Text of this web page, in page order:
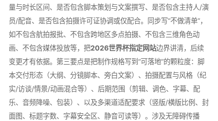
量与时长区间、是否包含脚本策划与文案撰写、是否包含主持人/演
员/配音、是否包含拍摄许可证协调或仅配合。同步写“不做清单”，
如不包含航拍报批、不包含跨地区多点拍摄、不包含三维角色动
画、不包含媒体投放等，把2026世界杯指定网站边界讲清，后续
变更才有依据。第三要点是把制作规格写到“可落地”的颗粒度：脚
本交付形态（大纲、分镜脚本、旁白文案）、拍摄配置与风格（纪
实/访谈/情景/动画混合等）、后期范围（剪辑、调色、字幕、配
乐、音频降噪、包装）、以及多渠道适配要求（竖版/横版比例、封
面图、标题字数、字幕安全区、静音可读等）。涉及无障碍传播